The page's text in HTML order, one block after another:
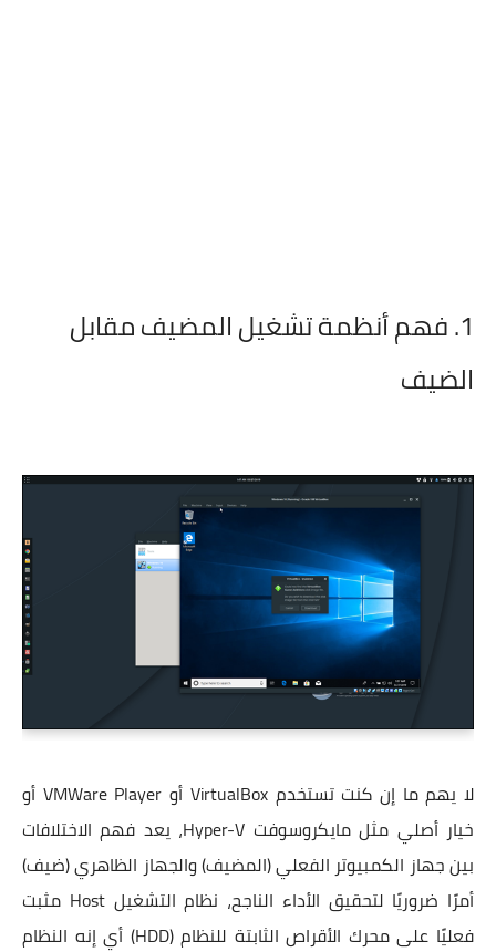
1. فهم أنظمة تشغيل المضيف مقابل
الضيف
لا يهم ما إن كنت تستخدم VirtualBox أو VMWare Player أو
خيار أصلي مثل مايكروسوفت Hyper-V، يعد فهم الاختلافات
بين جهاز الكمبيوتر الفعلي (المضيف) والجهاز الظاهري (ضيف)
أمرًا ضروريًا لتحقيق الأداء الناجح، نظام التشغيل Host مثبت
فعليًا على محرك الأقراص الثابتة للنظام (HDD) أي إنه النظام